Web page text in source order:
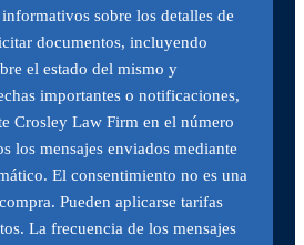
sobre los detalles de
documentos, incluyendo
el estado del mismo y
importantes o notificaciones,
Crosley Law Firm en el número
los mensajes enviados mediante
El consentimiento no es una
Pueden aplicarse tarifas
La frecuencia de los mensajes